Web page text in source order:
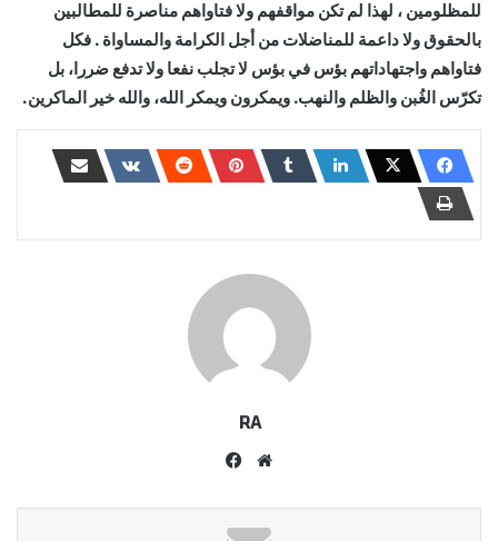
للمظلومين ، لهذا لم تكن مواقفهم ولا فتاواهم مناصرة للمطالبين
بالحقوق ولا داعمة للمناضلات من أجل الكرامة والمساواة . فكل
فتاواهم واجتهاداتهم بؤس في بؤس لا تجلب نفعا ولا تدفع ضررا، بل
تكرّس الغُبن والظلم والنهب. ويمكرون ويمكر الله، والله خير الماكرين.
RA
موقع